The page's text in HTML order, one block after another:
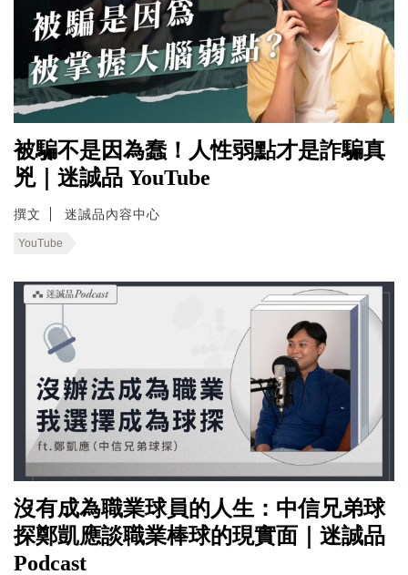
被騙不是因為蠢！人性弱點才是詐騙真
兇｜迷誠品 YouTube
撰文 迷誠品內容中心
YouTube
沒有成為職業球員的人生：中信兄弟球
探鄭凱應談職業棒球的現實面｜迷誠品
Podcast